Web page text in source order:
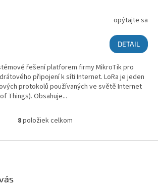
opýtajte sa
DETAIL
řešení platforem firmy MikroTik pro
připojení k síti Internet. LoRa je jeden
protokolů používaných ve světě Internet
Things). Obsahuje...
Ovládacie prvky výpisu
8položiek celkom